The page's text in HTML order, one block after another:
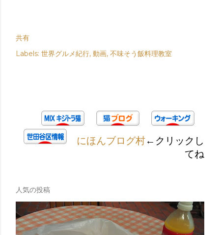
共有
Labels: 世界グルメ紀行 動画 不味そう飯料理教室
にほんブログ村←クリックし
てね
人気の投稿